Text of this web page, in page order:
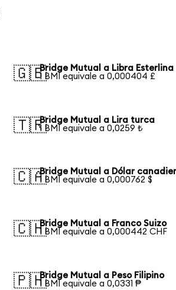
🇬🇧Bridge Mutual a Libra
1 BMI equivale a 0,000404 £
🇹🇷Bridge Mutual a Lira turca
1 BMI equivale a 0,0259 ₺
🇨🇦Bridge Mutual a Dólar
1 BMI equivale a 0,000762 $
🇨🇭Bridge Mutual a Franco Suizo
1 BMI equivale a 0,000442 CHF
🇵🇭Bridge Mutual a Peso Filipino
1 BMI equivale a 0,0331 ₱